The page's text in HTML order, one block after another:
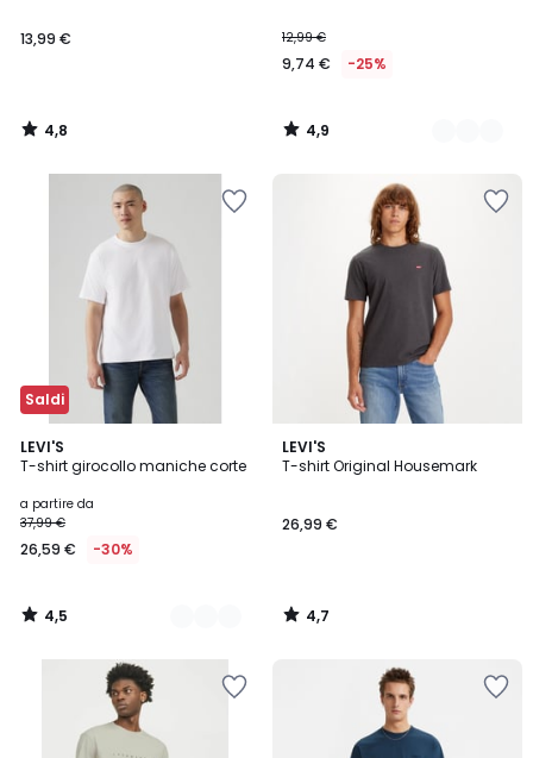
13,99 €
4,8
/
12,99 €
9,74 € -25%
4,9
/
Saldi
LEVI'S
T-shirt girocollo maniche corte
a partire da
37,99 €
26,59 € -30%
4,5
/ 5
8
Colori
4,5
/
LEVI'S
T-shirt Original Housemark
26,99 €
4,7
/ 5
4,7
/